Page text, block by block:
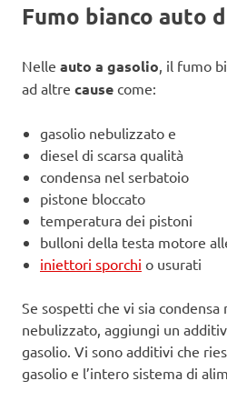
Fumo bianco auto
Nelle auto a gasolio , il fumo
ad altre cause come:
gasolio nebulizzato e
diesel di scarsa qualità
condensa nel serbatoio
pistone bloccato
temperatura dei pistoni
bulloni della testa motore
iniettori sporchi o usurati
Se sospetti che vi sia
nebulizzato, aggiungi un
gasolio. Vi sono additivi che
gasolio e l’intero sistema di